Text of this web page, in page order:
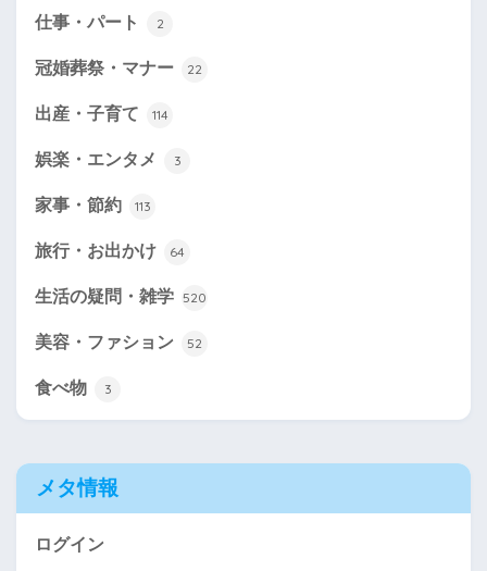
仕事・パート 2
冠婚葬祭・マナー 22
出産・子育て 114
娯楽・エンタメ 3
家事・節約 113
旅行・お出かけ 64
生活の疑問・雑学 520
美容・ファション 52
食べ物 3
メタ情報
ログイン